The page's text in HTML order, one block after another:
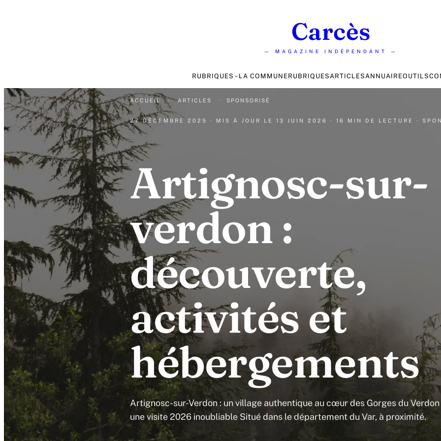
Carcès
— MAGAZINE INDÉPENDANT —
RUBRIQUES LA COMMUNERUBRIQUESARTICLESANNUAIREOUTILS
ACCUEIL · ARTICLES · SPONSORISÉ
27 DÉCEMBRE 2025 · MIS À JOUR LE 13 JUIN 2026 · 16 MIN DE LECTURE ·
Artignosc-sur-
verdon :
découverte,
activités et
hébergements
Artignosc-sur-Verdon : un village authentique au cœur des Gorges du
une visite 2026 inoubliable Situé dans le département du Var, à proximité.